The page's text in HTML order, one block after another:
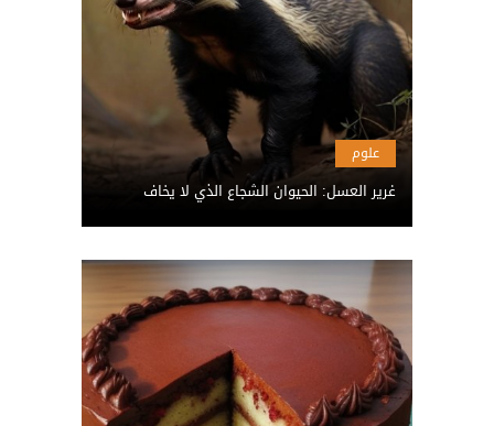
علوم
غرير العسل: الحيوان الشجاع الذي لا يخاف